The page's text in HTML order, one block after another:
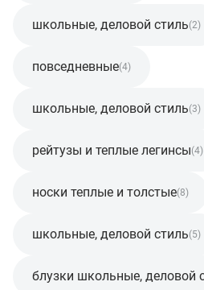
школьные, деловой стиль(2)
повседневные(4)
школьные, деловой стиль(3)
рейтузы и теплые легинсы(4)
носки теплые и толстые(8)
школьные, деловой стиль(5)